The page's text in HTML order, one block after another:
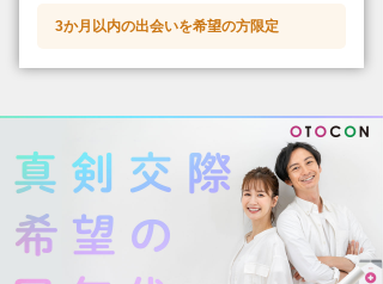
3か月以内の出会いを希望の方限定